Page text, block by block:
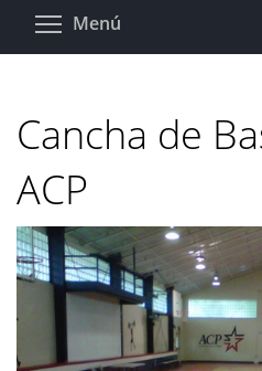
Pasar
Menú
Cancha de
ACP